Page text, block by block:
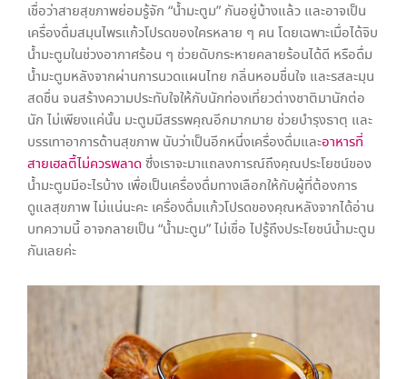
เชื่อว่าสายสุขภาพย่อมรู้จัก “น้ำมะตูม” กันอยู่บ้างแล้ว และอาจเป็น
เครื่องดื่มสมุนไพรแก้วโปรดของใครหลาย ๆ คน โดยเฉพาะเมื่อได้จิบ
น้ำมะตูมในช่วงอากาศร้อน ๆ ช่วยดับกระหายคลายร้อนได้ดี หรือดื่ม
น้ำมะตูมหลังจากผ่านการนวดแผนไทย กลิ่นหอมชื่นใจ และรสละมุน
สดชื่น จนสร้างความประทับใจให้กับนักท่องเที่ยวต่างชาติมานักต่อ
นัก ไม่เพียงแค่นั้น มะตูมมีสรรพคุณอีกมากมาย ช่วยบำรุงธาตุ และ
บรรเทาอาการด้านสุขภาพ นับว่าเป็นอีกหนึ่งเครื่องดื่มและอาหารที่
สายเฮลตี้ไม่ควรพลาด ซึ่งเราจะมาแถลงการณ์ถึงคุณประโยชน์ของ
น้ำมะตูมมีอะไรบ้าง เพื่อเป็นเครื่องดื่มทางเลือกให้กับผู้ที่ต้องการ
ดูแลสุขภาพ ไม่แน่นะคะ เครื่องดื่มแก้วโปรดของคุณหลังจากได้อ่าน
บทความนี้ อาจกลายเป็น “น้ำมะตูม” ไม่เชื่อ ไปรู้ถึงประโยชน์น้ำมะตูม
กันเลยค่ะ